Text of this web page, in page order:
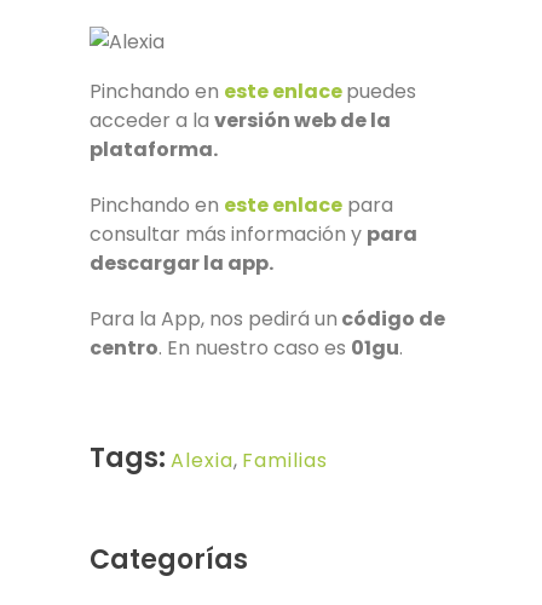
Pinchando en este enlacepuedes
acceder a la versión web de la
plataforma.
Pinchando en este enlace para
consultar más información y para
descargar la app.
Para la App, nos pedirá un código de
centro. En nuestro caso es 01gu.
Tags: Alexia, Familias
Categorías